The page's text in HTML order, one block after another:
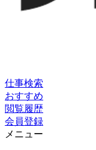
仕事検索
おすすめ
閲覧履歴
会員登録
メニュー